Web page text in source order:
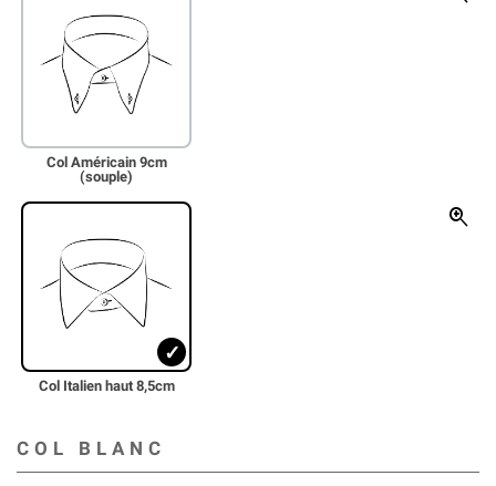
Col Américain 9cm
(souple)
Col Italien haut 8,5cm
zoom_in
COL BLANC